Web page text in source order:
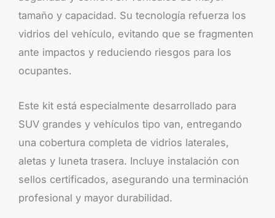
tamaño y capacidad. Su tecnología refuerza los
vidrios del vehículo, evitando que se fragmenten
ante impactos y reduciendo riesgos para los
ocupantes.
Este kit está especialmente desarrollado para
SUV grandes y vehículos tipo van, entregando
una cobertura completa de vidrios laterales,
aletas y luneta trasera. Incluye instalación con
sellos certificados, asegurando una terminación
profesional y mayor durabilidad.